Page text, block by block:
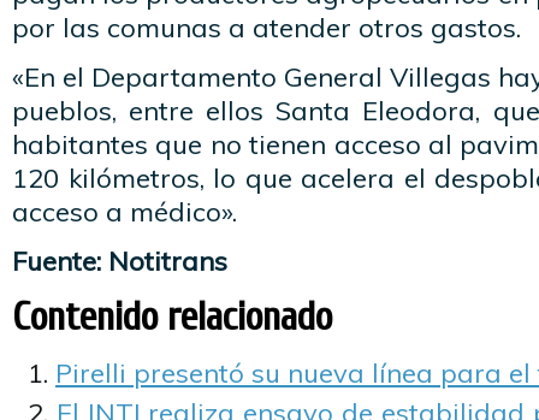
por las comunas a atender otros gastos.
«En el Departamento General Villegas
pueblos, entre ellos Santa Eleodora,
habitantes que no tienen acceso al
120 kilómetros, lo que acelera el
acceso a médico».
Fuente: Notitrans
Contenido relacionado
Pirelli presentó su nueva línea para
El INTI realiza ensayo de